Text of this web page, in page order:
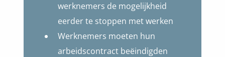
werknemers de mogelijkheid
eerder te stoppen met werken
Werknemers moeten hun
arbeidscontract beëindigden